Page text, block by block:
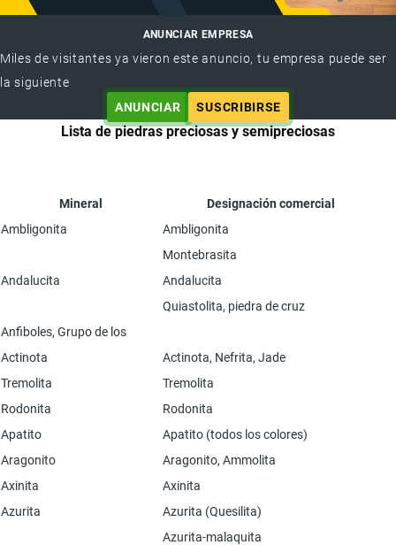
ANUNCIAR EMPRESA
Miles de visitantes ya vieron este anuncio, tu empresa puede ser
la siguiente
ANUNCIAR
SUSCRIBIRSE
Lista de piedras preciosas y semipreciosas
Mineral
Designación comercial
Ambligonita
Ambligonita
Montebrasita
Andalucita
Andalucita
Quiastolita, piedra de cruz
Anfiboles, Grupo de los
Actinota
Actinota, Nefrita, Jade
Tremolita
Tremolita
Rodonita
Rodonita
Apatito
Apatito (todos los colores)
Aragonito
Aragonito, Ammolita
Axinita
Axinita
Azurita
Azurita (Quesilita)
Azurita-malaquita